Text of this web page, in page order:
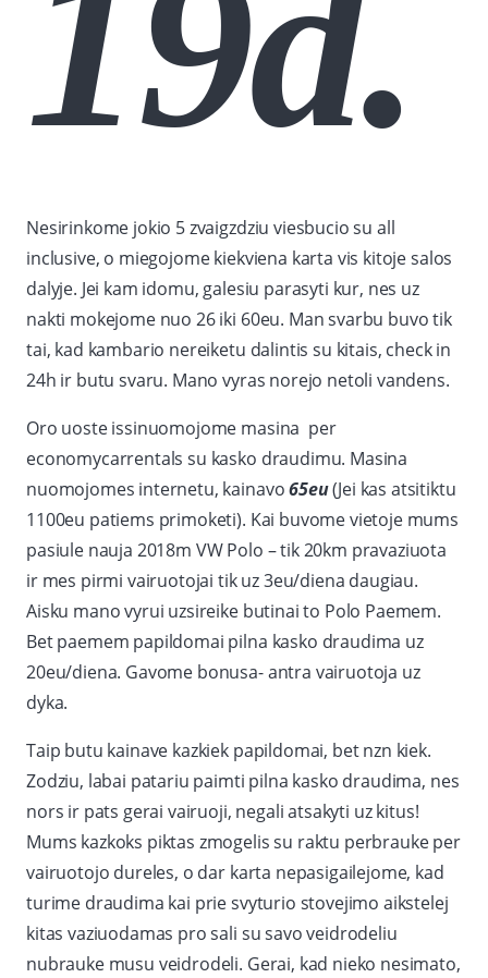
Nesirinkome jokio 5 zvaigzdziu viesbucio su all
inclusive, o miegojome kiekviena karta vis kitoje salos
dalyje. Jei kam idomu, galesiu parasyti kur, nes uz
nakti mokejome nuo 26 iki 60eu. Man svarbu buvo tik
tai, kad kambario nereiketu dalintis su kitais, check in
24h ir butu svaru. Mano vyras norejo netoli vandens.
Oro uoste issinuomojome masina per
economycarrentals su kasko draudimu. Masina
nuomojomes internetu, kainavo65eu(Jei kas atsitiktu
1100eu patiems primoketi). Kai buvome vietoje mums
pasiule nauja 2018m VW Polo – tik 20km pravaziuota
ir mes pirmi vairuotojai tik uz 3eu/diena daugiau.
Aisku mano vyrui uzsireike butinai to Polo Paemem.
Bet paemem papildomai pilna kasko draudima uz
20eu/diena. Gavome bonusa- antra vairuotoja uz
dyka.
Taip butu kainave kazkiek papildomai, bet nzn kiek.
Zodziu, labai patariu paimti pilna kasko draudima, nes
nors ir pats gerai vairuoji, negali atsakyti uz kitus!
Mums kazkoks piktas zmogelis su raktu perbrauke per
vairuotojo dureles, o dar karta nepasigailejome, kad
turime draudima kai prie svyturio stovejimo aikstelej
kitas vaziuodamas pro sali su savo veidrodeliu
nubrauke musu veidrodeli. Gerai, kad nieko nesimato,